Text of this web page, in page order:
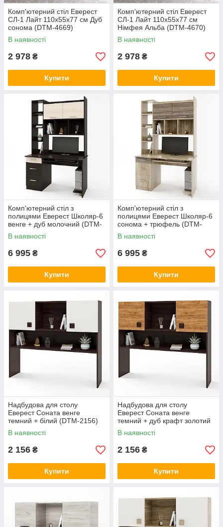
Комп'ютерний стіл Еверест
СЛ-1 Лайт 110х55х77 см Дуб
сонома (DTM-4669)
В наявності
2 978 ₴
Купити
Комп'ютерний стіл Еверест
СЛ-1 Лайт 110х55х77 см
Німфея Альба (DTM-4670)
В наявності
2 978 ₴
Купити
Комп'ютерний стіл з
полицями Еверест Школяр-6
венге + дуб молочний (DTM-
2149)
В наявності
6 995 ₴
Купити
Комп'ютерний стіл з
полицями Еверест Школяр-6
сонома + трюфель (DTM-
2150)
В наявності
6 995 ₴
Купити
Надбудова для столу
Еверест Соната венге
темний + білий (DTM-2156)
В наявності
2 156 ₴
Купити
Надбудова для столу
Еверест Соната венге
темний + дуб крафт золотий
(DTM-2155)
В наявності
2 156 ₴
Купити